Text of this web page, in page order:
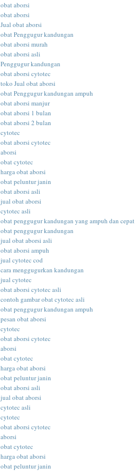
obat aborsi
obat aborsi
Jual obat aborsi
obat Penggugur kandungan
obat aborsi murah
obat aborsi asli
Penggugur kandungan
obat aborsi cytotec
toko Jual obat aborsi
obat Penggugur kandungan ampuh
obat aborsi manjur
obat aborsi 1 bulan
obat aborsi 2 bulan
cytotec
obat aborsi cytotec
aborsi
obat cytotec
harga obat aborsi
obat peluntur janin
obat aborsi asli
jual obat aborsi
cytotec asli
obat penggugur kandungan yang ampuh dan cepat
obat penggugur kandungan
jual obat aborsi asli
obat aborsi ampuh
jual cytotec cod
cara menggugurkan kandungan
jual cytotec
obat aborsi cytotec asli
contoh gambar obat cytotec asli
obat penggugur kandungan ampuh
pesan obat aborsi
cytotec
obat aborsi cytotec
aborsi
obat cytotec
harga obat aborsi
obat peluntur janin
obat aborsi asli
jual obat aborsi
cytotec asli
cytotec
obat aborsi cytotec
aborsi
obat cytotec
harga obat aborsi
obat peluntur janin